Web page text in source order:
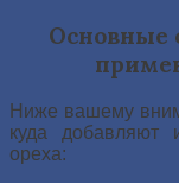
Основные
Ниже вашему
куда добавляют
ореха: